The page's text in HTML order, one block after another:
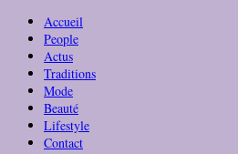
Accueil
People
Actus
Traditions
Mode
Beauté
Lifestyle
Contact